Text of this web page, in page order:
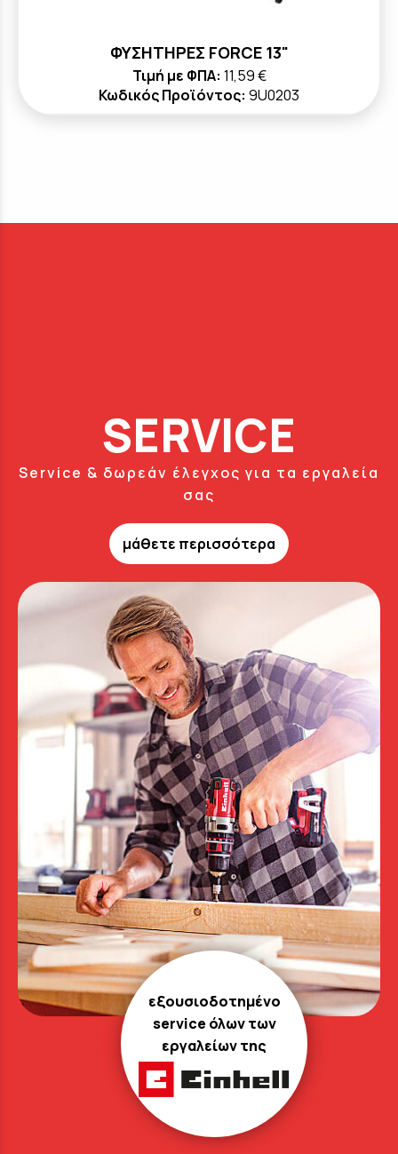
ΦΥΣΗΤΗΡΕΣ FORCE 13"
Τιμή με ΦΠΑ: 11,59 €
Κωδικός Προϊόντος: 9U0203
SERVICE
Service & δωρεάν έλεγχος για τα εργαλεία
σας
μάθετε περισσότερα
εξουσιοδοτημένο
service όλων των
εργαλείων της